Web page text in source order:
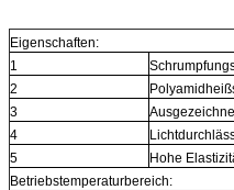
Eigenschaften:
1
2
3
4
5
Hohe
Betriebstemperaturbereich: